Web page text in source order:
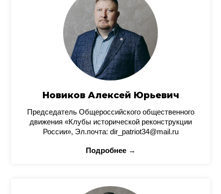
Новиков Алексей Юрьевич
Председатель Общероссийского общественного
движения «Клубы исторической реконструкции
России», Эл.почта: dir_patriot34@mail.ru
Подробнее →